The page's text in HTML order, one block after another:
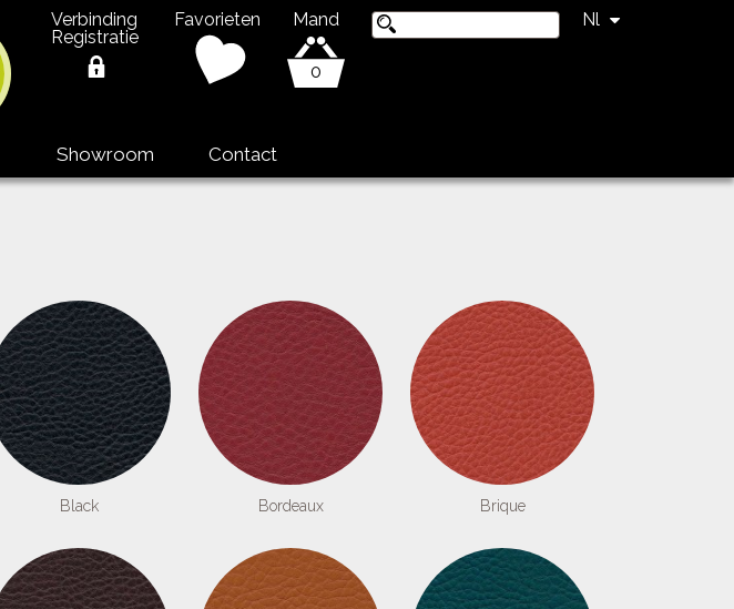
Showroom Contact
Verbinding
Registratie
Favorieten Mand
0
Nl
Black Bordeaux Brique